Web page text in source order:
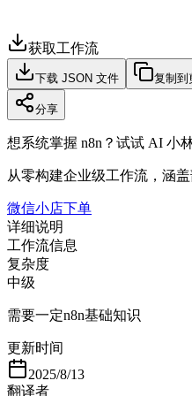
获取工作流
下载 JSON 文件 复制到
分享
想系统掌握 n8n？试试 AI 小
从零构建企业级工作流，涵
微信小店下单
详细说明
工作流信息
复杂度
中级
需要一定n8n基础知识
更新时间
2025/8/13
翻译者